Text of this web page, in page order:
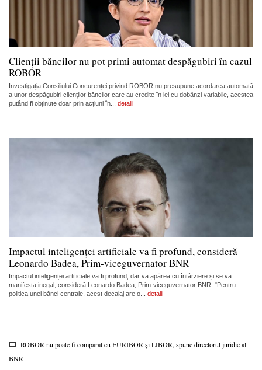
Clienții băncilor nu pot primi automat despăgubiri în cazul
ROBOR
Investigația Consiliului Concurenței privind ROBOR nu presupune acordarea automată
a unor despăgubiri clienților băncilor care au credite în lei cu dobânzi variabile, acestea
putând fi obținute doar prin acțiuni în... detalii
Impactul inteligenței artificiale va fi profund, consideră
Leonardo Badea, Prim-viceguvernator BNR
Impactul inteligenței artificiale va fi profund, dar va apărea cu întârziere și se va
manifesta inegal, consideră Leonardo Badea, Prim-viceguvernator BNR. "Pentru
politica unei bănci centrale, acest decalaj are o... detalii
ROBOR nu poate fi comparat cu EURIBOR și LIBOR, spune directorul juridic al
BNR